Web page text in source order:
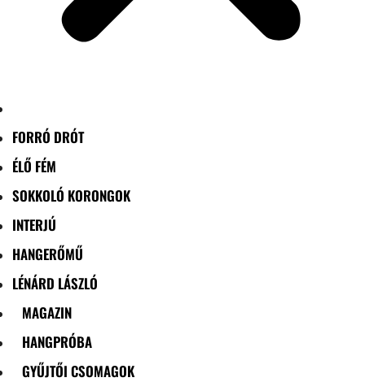
FORRÓ DRÓT
ÉLŐ FÉM
SOKKOLÓ KORONGOK
INTERJÚ
HANGERŐMŰ
LÉNÁRD LÁSZLÓ
MAGAZIN
HANGPRÓBA
GYŰJTŐI CSOMAGOK